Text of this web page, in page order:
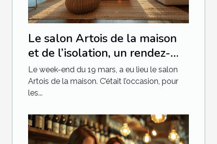
Le salon Artois de la maison
et de l’isolation, un rendez-
vous qu’il ne fallait pas
manquer
Le week-end du 19 mars, a eu lieu le salon
Artois de la maison. C’était l’occasion, pour
les...